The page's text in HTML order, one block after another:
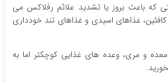
که باعث بروز یا تشدید علائم رفلاکس می
کافئین، غذاهای اسیدی و غذاهای تند خودداری
و مری، وعده های غذایی کوچکتر اما به